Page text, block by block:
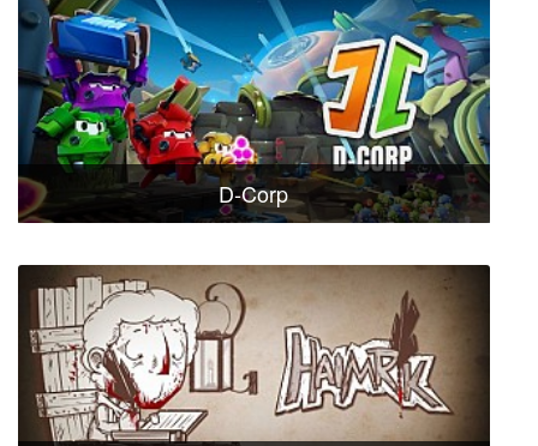
D-Corp